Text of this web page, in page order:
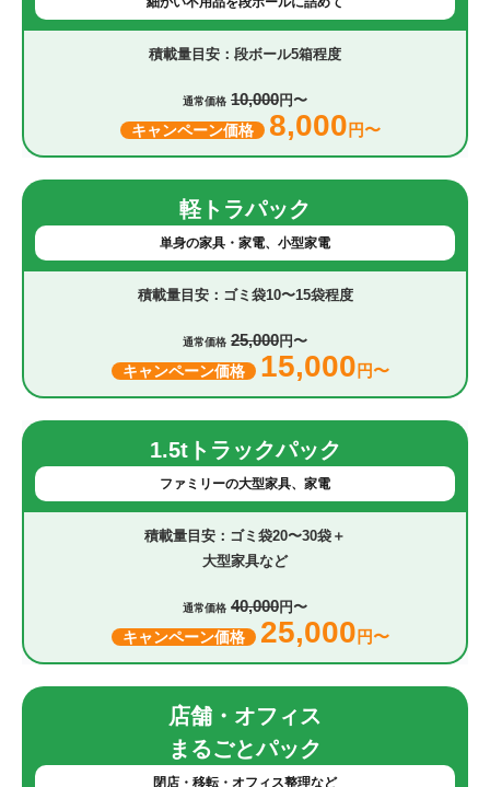
段ボール5箱程度
通常価格 10,000円〜
キャンペーン価格 8,000 円〜
軽トラパック
単身の家具・家電、小型家電
ゴミ袋10〜15袋程度
通常価格 25,000円〜
キャンペーン価格 15,000 円〜
1.5tトラックパック
ファミリーの大型家具、家電
ゴミ袋20〜30袋＋
大型家具など
通常価格 40,000円〜
キャンペーン価格 25,000 円〜
店舗・オフィス
まるごとパック
閉店・移転・オフィス整理など